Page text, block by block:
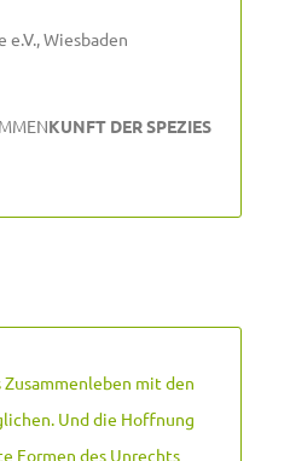
Wiesbaden
KUNFT DER SPEZIES
Zusammenleben mit den
Und die Hoffnung
Formen des Unrechts